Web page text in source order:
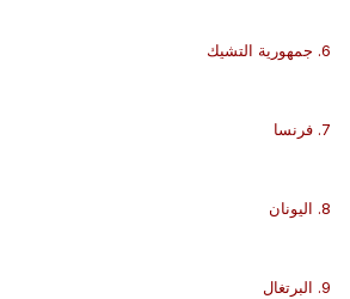
6. جمهورية التشيك
7. فرنسا
8. اليونان
9. البرتغال